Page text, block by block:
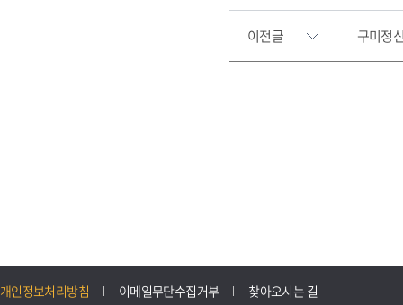
이전글 구미정
개인정보처리방침 이메일무단수집거부 찾아오시는 길